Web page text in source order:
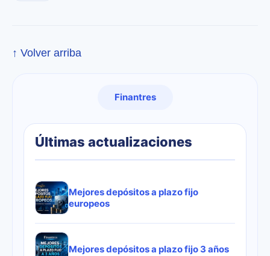
↑ Volver arriba
Finantres
Últimas actualizaciones
Mejores depósitos a plazo fijo
europeos
Mejores depósitos a plazo fijo 3 años